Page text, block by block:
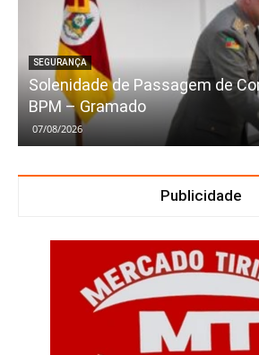
SEGURANÇA
Solenidade de Passagem de
BPM – Gramado
07/08/2026
Publicidade